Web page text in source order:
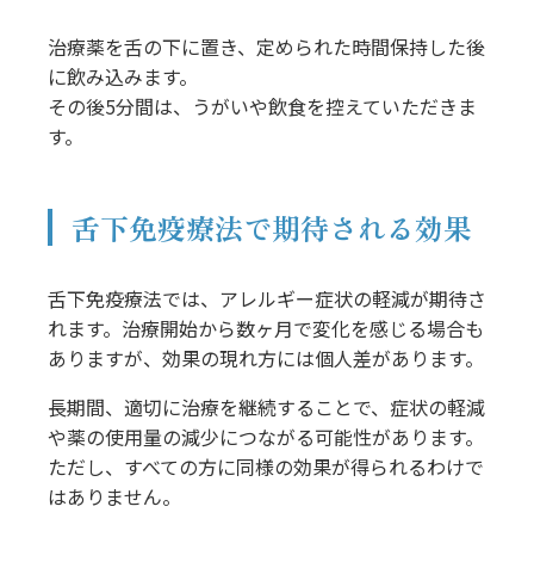
治療薬を舌の下に置き、定められた時間保持した後
に飲み込みます。
その後5分間は、うがいや飲食を控えていただきま
す。
舌下免疫療法で期待される効果
舌下免疫療法では、アレルギー症状の軽減が期待さ
れます。治療開始から数ヶ月で変化を感じる場合も
ありますが、効果の現れ方には個人差があります。
長期間、適切に治療を継続することで、症状の軽減
や薬の使用量の減少につながる可能性があります。
ただし、すべての方に同様の効果が得られるわけで
はありません。